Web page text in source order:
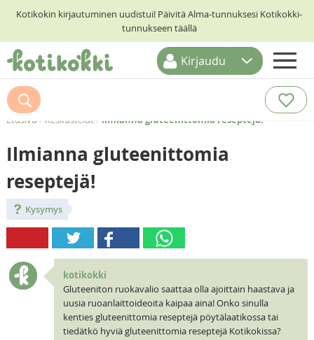
Kotikokin kirjautuminen uudistui! Päivitä Alma-tunnuksesi Kotikokki-
tunnukseen täällä
ETUSIVU
RESEPTIHAKU
RUOKATEEMAT
KOTIKOKIT
Kirjaudu
Etusivu / Keskustelut/ Ilmianna gluteenittomia reseptejä!
Ilmianna gluteenittomia
reseptejä!
Kysymys
kotikokki
Gluteeniton ruokavalio saattaa olla ajoittain haastava ja
uusia ruoanlaittoideoita kaipaa aina! Onko sinulla
kenties gluteenittomia reseptejä pöytälaatikossa tai
tiedätkö hyviä gluteenittomia reseptejä Kotikokissa?